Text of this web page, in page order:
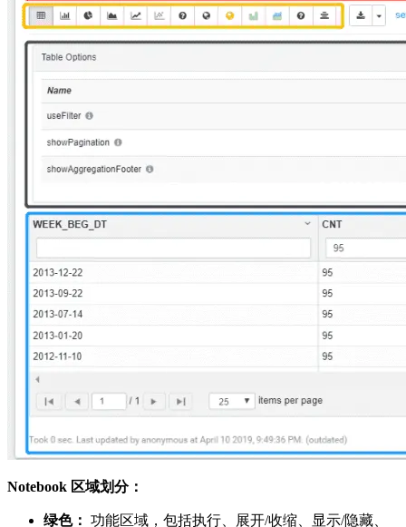
Notebook 区域划分：
绿色： 功能区域，包括执行、展开/收缩、显示/隐藏、